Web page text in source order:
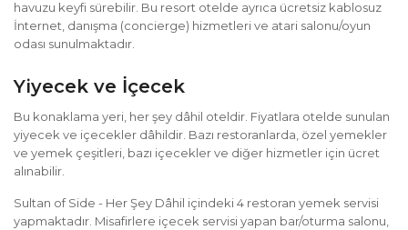
havuzu keyfi sürebilir. Bu resort otelde ayrıca ücretsiz kablosuz
İnternet, danışma (concierge) hizmetleri ve atari salonu/oyun
odası sunulmaktadır.
Yiyecek ve İçecek
Bu konaklama yeri, her şey dâhil oteldir. Fiyatlara otelde sunulan
yiyecek ve içecekler dâhildir. Bazı restoranlarda, özel yemekler
ve yemek çeşitleri, bazı içecekler ve diğer hizmetler için ücret
alınabilir.
Sultan of Side - Her Şey Dâhil içindeki 4 restoran yemek servisi
yapmaktadır. Misafirlere içecek servisi yapan bar/oturma salonu,